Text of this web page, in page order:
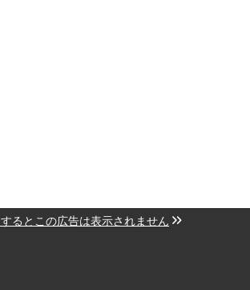
るとこの広告は表示されません